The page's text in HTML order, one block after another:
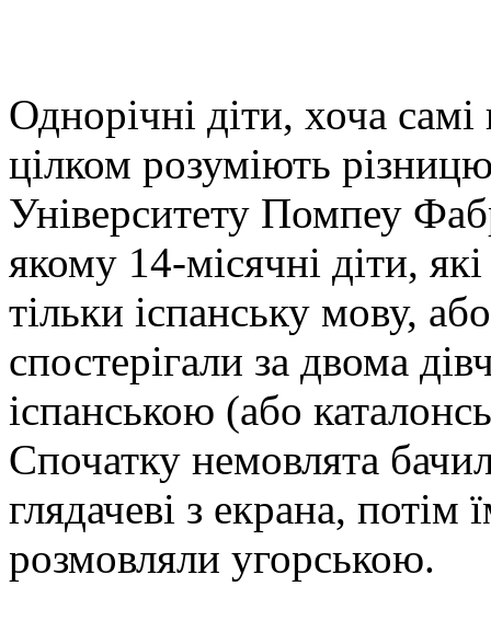
Однорічні діти, хоча
цілком розуміють
Університету Помпеу
якому 14-місячні діти,
тільки іспанську мову,
спостерігали за двома
іспанською (або
Спочатку немовлята
глядачеві з екрана, потім
розмовляли угорською.